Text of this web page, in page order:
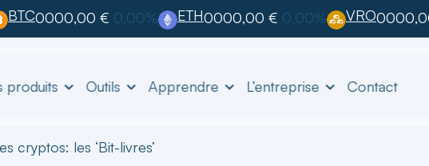
BTC0000,00 € 0,00% ETH0000,00 € 0,00% VRO
produits Outils Apprendre L’entreprise Contact
cryptos: les ‘Bit-livres’